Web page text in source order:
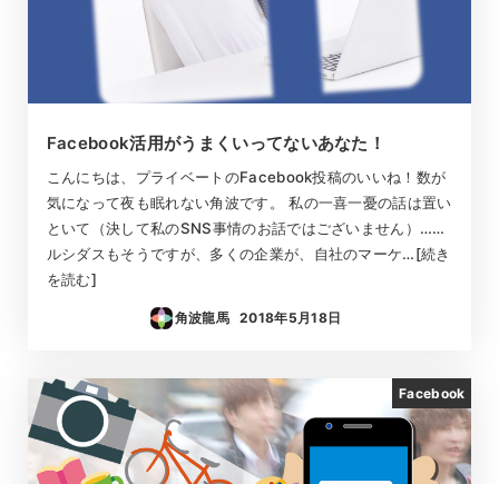
Facebook活用がうまくいってないあなた！
こんにちは、プライベートのFacebook投稿のいいね！数が
気になって夜も眠れない角波です。 私の一喜一憂の話は置い
といて（決して私のSNS事情のお話ではございません）……
ルシダスもそうですが、多くの企業が、自社のマーケ…[続き
を読む]
角波龍馬
投稿日
2018年5月18日
Facebook